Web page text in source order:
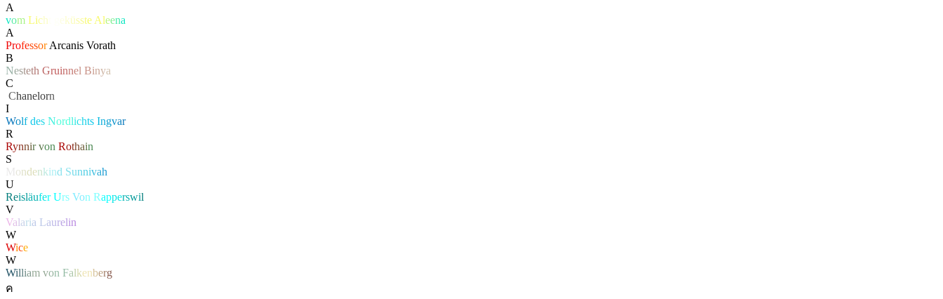
A
vom Lich eküsste Aleena
A
ProfessorArcanis Vorath
B
Nesteth Gruinnel Binya
C
Chanelorn
I
Wolfdes Nordlichts Ingvar
R
Rynnir von Rothain
S
ondenkind Sunnivah
U
ReisläuferUrs Von Rapperswil
V
Valaria Laurelin
W
Wice
W
William von Falkenberg
ค